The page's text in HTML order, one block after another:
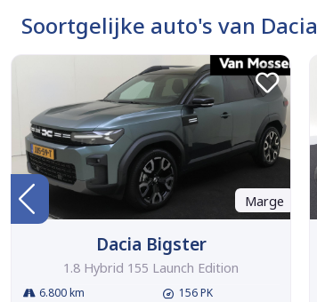
Soortgelijke auto's van Dacia
Marge
Dacia Bigster
1.8 Hybrid 155 Launch Edition
6.800 km
156 PK